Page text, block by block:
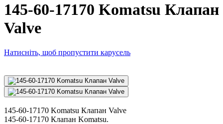
145-60-17170 Komatsu Клапан
Valve
Натисніть, щоб пропустити карусель
145-60-17170 Komatsu Клапан Valve
145-60-17170 Клапан Komatsu.